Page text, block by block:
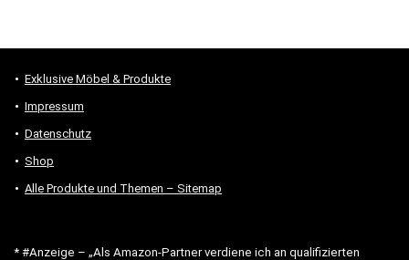
Exklusive Möbel & Produkte
Impressum
Datenschutz
Shop
Alle Produkte und Themen – Sitemap
* #Anzeige – „Als Amazon-Partner verdiene ich an qualifizierten